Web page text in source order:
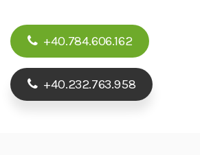
+40.784.606.162
+40.232.763.958